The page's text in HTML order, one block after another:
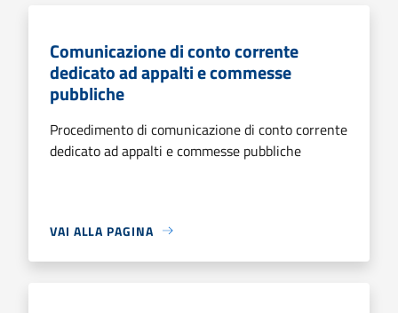
Comunicazione di conto corrente
dedicato ad appalti e commesse
pubbliche
Procedimento di comunicazione di conto corrente
dedicato ad appalti e commesse pubbliche
VAI ALLA PAGINA